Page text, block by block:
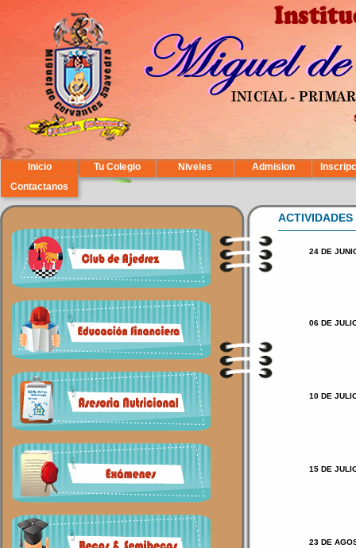
Inicio Tu Colegio Niveles Admision
Contactanos
ACTIVIDADES
24 DE
06 DE
10 DE
15 DE
23 DE